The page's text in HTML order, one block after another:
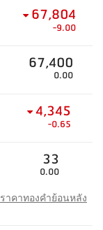
67,804
-9.00
67,400
0.00
4,345
-0.65
33
0.00
ราคาทองคำย้อนหลัง